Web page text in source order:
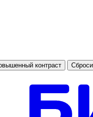
контраст